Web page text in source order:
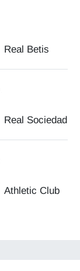
Real Betis
Real Sociedad
Athletic Club